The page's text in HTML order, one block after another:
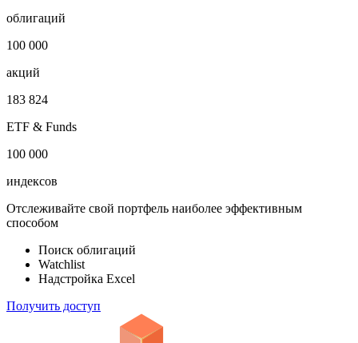
Откройте глобальную базу данных
1 000 000
облигаций
100 000
акций
183 824
ETF & Funds
100 000
Отслеживайте свой портфель наиболее эффективным
способом
Поиск облигаций
Надстройка Excel